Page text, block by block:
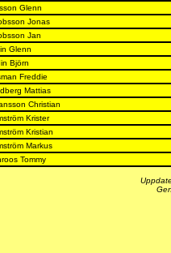
Glenn
Jonas
Jan
Glenn
Björn
Freddie
Mattias
Christian
Krister
Kristian
Markus
Tommy